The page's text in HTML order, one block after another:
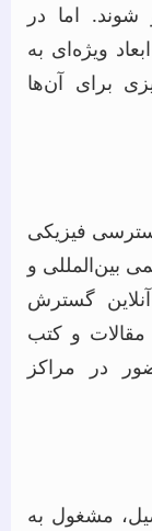
اما در
ویژه‌ای به
برای آن‌ها
فیزیکی
بین‌المللی و
گسترش
مقالات و کتب
در مراکز
مشغول به